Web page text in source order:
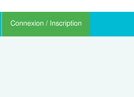
Connexion / Inscription